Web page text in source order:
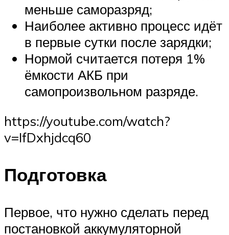
меньше саморазряд;
Наиболее активно процесс идёт
в первые сутки после зарядки;
Нормой считается потеря 1%
ёмкости АКБ при
самопроизвольном разряде.
https://youtube.com/watch?
v=IfDxhjdcq60
Подготовка
Первое, что нужно сделать перед
постановкой аккумуляторной